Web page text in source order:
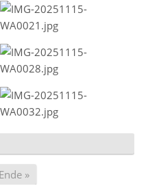
Ende »